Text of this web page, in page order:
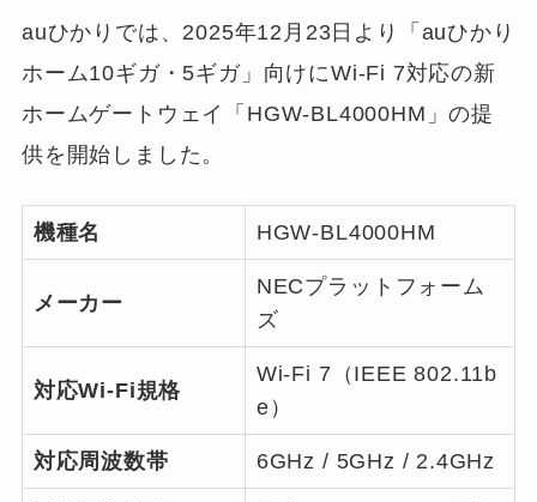
auひかりでは、2025年12月23日より「auひかり
ホーム10ギガ・5ギガ」向けにWi-Fi 7対応の新
ホームゲートウェイ「HGW-BL4000HM」の提
供を開始しました。
機種名 HGW-BL4000HM
メーカー
NECプラットフォーム
ズ
対応Wi-Fi規格
Wi-Fi 7（IEEE 802.11b
e）
対応周波数帯 6GHz / 5GHz / 2.4GHz